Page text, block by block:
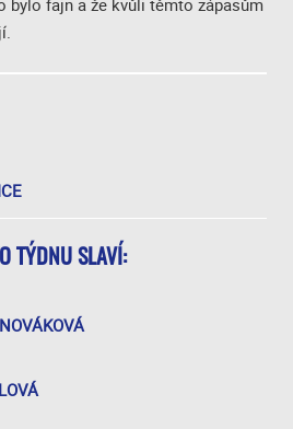
TÝDNU SLAVÍ:
bylo fajn a že kvůli těmto zápasům